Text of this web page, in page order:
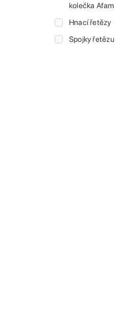
kolečka Afam
Hnací řetězy
Spojky řetězu